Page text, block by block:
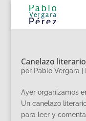
Canelazo
por Pablo Vergara
Ayer organizamos
Un canelazo
para leer y